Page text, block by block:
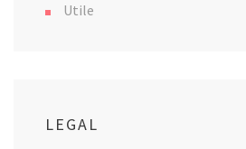
Utile
LEGAL